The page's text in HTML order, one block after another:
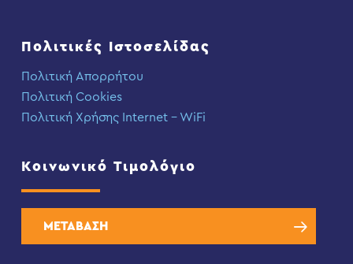
Πολιτικές Ιστοσελίδας
Πολιτική Απορρήτου
Πολιτική Cookies
Πολιτική Χρήσης Internet – WiFi
Κοινωνικό Τιμολόγιο
ΜΕΤΑΒΑΣΗ